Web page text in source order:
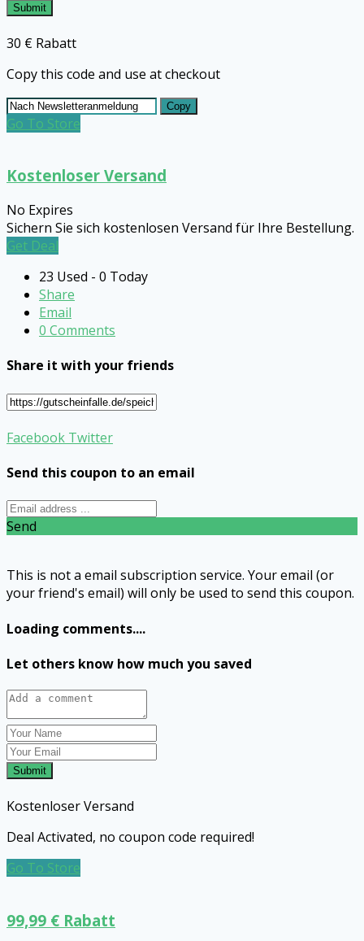
Submit
30 € Rabatt
Copy this code and use at checkout
Copy
Go To Store
Kostenloser Versand
No Expires
Sichern Sie sich kostenlosen Versand für Ihre Bestellung.
Get Deal
23 Used - 0 Today
Share
Email
0 Comments
Share it with your friends
Facebook Twitter
Send this coupon to an email
Send
This is not a email subscription service. Your email (or
your friend's email) will only be used to send this coupon.
Loading comments....
Let others know how much you saved
Submit
Kostenloser Versand
Deal Activated, no coupon code required!
Go To Store
99,99 € Rabatt